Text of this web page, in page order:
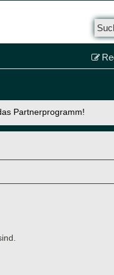
Partnerprogramm!